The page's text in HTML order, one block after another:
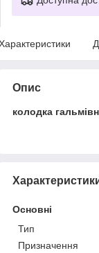
Опис
колодка
Основні
Тип
Призначення